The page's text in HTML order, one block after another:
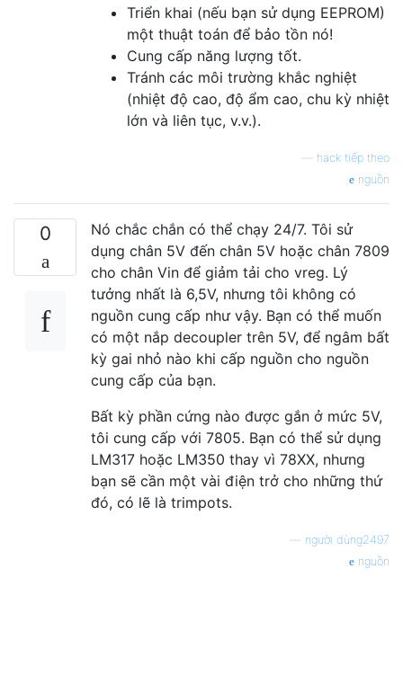
Triển khai (nếu bạn sử dụng EEPROM)
một thuật toán để bảo tồn nó!
Cung cấp năng lượng tốt.
Tránh các môi trường khắc nghiệt
(nhiệt độ cao, độ ẩm cao, chu kỳ nhiệt
lớn và liên tục, v.v.).
hack tiếp theo
nguồn
0
Nó chắc chắn có thể chạy 24/7. Tôi sử
dụng chân 5V đến chân 5V hoặc chân 7809
cho chân Vin để giảm tải cho vreg. Lý
tưởng nhất là 6,5V, nhưng tôi không có
nguồn cung cấp như vậy. Bạn có thể muốn
có một nắp decoupler trên 5V, để ngâm bất
kỳ gai nhỏ nào khi cấp nguồn cho nguồn
cung cấp của bạn.
Bất kỳ phần cứng nào được gắn ở mức 5V,
tôi cung cấp với 7805. Bạn có thể sử dụng
LM317 hoặc LM350 thay vì 78XX, nhưng
bạn sẽ cần một vài điện trở cho những thứ
đó, có lẽ là trimpots.
người dùng2497
nguồn